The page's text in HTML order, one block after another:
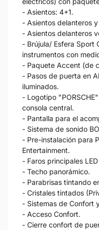
- Asientos: 4+1.
- Asientos delanteros
- Asientos delanteros
- Brújula/ Esfera Sport
instrumentos con
- Paquete Accent (de
- Pasos de puerta en
iluminados.
- Logotipo
consola central.
- Pantalla para el
- Sistema de sonido
- Pre-instalación para
Entertainment.
- Faros principales
- Techo panorámico.
- Parabrisas tintando
- Cristales tintados
- Sistemas de Confort
- Acceso Confort.
- Cierre confort de